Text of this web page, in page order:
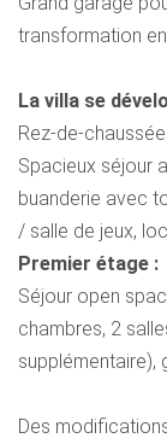
transformation
La villa se
Rez-de-chaussée:
Spacieux séjour
buanderie avec
/ salle de jeux,
Premier étage :
Séjour open
chambres, 2
supplémentaire),
Des